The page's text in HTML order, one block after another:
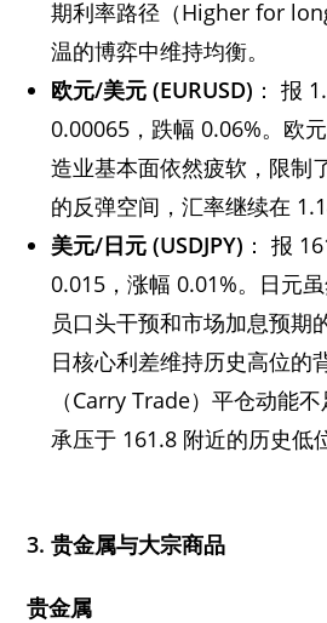
期利率路径（Higher for
温的博弈中维持均衡。
欧元/美元 (EURUSD) ： 报
0.00065，跌幅 0.06%。欧
造业基本面依然疲软，限制
的反弹空间，汇率继续在
美元/日元 (USDJPY) ： 报
0.015，涨幅 0.01%。日元
员口头干预和市场加息预期
日核心利差维持历史高位的
（Carry Trade）平仓动能
承压于 161.8 附近的历史低
3.贵金属与大宗商品
贵金属